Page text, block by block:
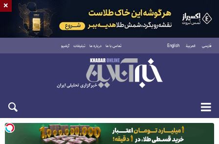
فارسی العربية English تماس با ما درباره ما تبلیغات آرشیو
یکشنبه ۱۸ مرداد ۱۴۰۵
×